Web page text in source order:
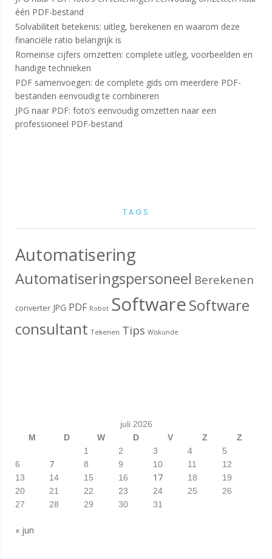
één PDF-bestand
Solvabiliteit betekenis: uitleg, berekenen en waarom deze
financiële ratio belangrijk is
Romeinse cijfers omzetten: complete uitleg, voorbeelden en
handige technieken
PDF samenvoegen: de complete gids om meerdere PDF-
bestanden eenvoudig te combineren
JPG naar PDF: foto’s eenvoudig omzetten naar een
professioneel PDF-bestand
TAGS
Automatisering
Automatiseringspersoneel Berekenen
converter JPG PDF Robot SoftwareSoftware
consultant Tekenen Tips Wiskunde
juli 2026
M
D W D V Z
Z
1
2 3 4
5
6
7 8 9 10 11
12
13
14 15 16 17 18
19
20
21 22 23 24 25
26
27
28 29 30 31
« jun